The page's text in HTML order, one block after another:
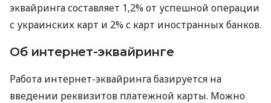
эквайринга составляет 1,2% от успешной операции
с украинских карт и 2% с карт иностранных банков.
Об интернет-эквайринге
Работа интернет-эквайринга базируется на
введении реквизитов платежной карты. Можно